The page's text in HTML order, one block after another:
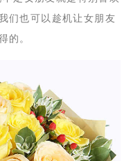
们也可以趁机让女朋友
的。